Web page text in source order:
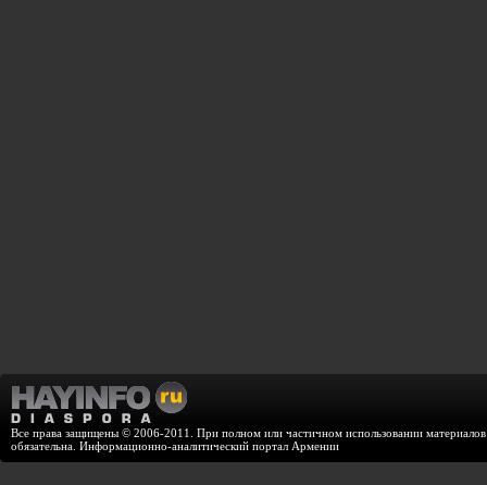
Все права защищены © 2006-2011. При полном или частичном использовании
обязательна. Информационно-аналитический портал Армении